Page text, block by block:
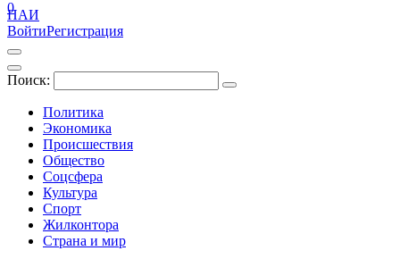
ПАИ
ВойтиРегистрация
Поиск:
Политика
Экономика
Происшествия
Общество
Соцсфера
Культура
Спорт
Жилконтора
Страна и мир
0